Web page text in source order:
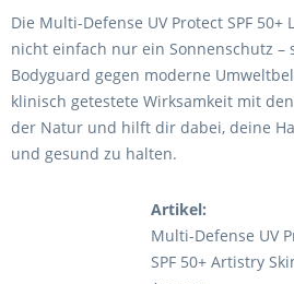
Die Multi-Defense UV Protect SPF
nicht einfach nur ein Sonnenschutz –
Bodyguard gegen moderne
klinisch getestete Wirksamkeit mit
der Natur und hilft dir dabei, deine
und gesund zu halten.
Artikel:
Multi-Defense UV
SPF 50+ Artistry